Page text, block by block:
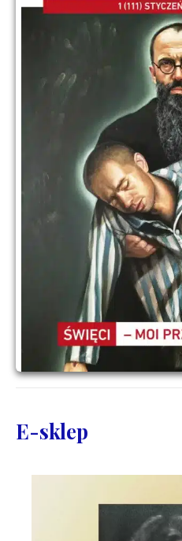
E-sklep